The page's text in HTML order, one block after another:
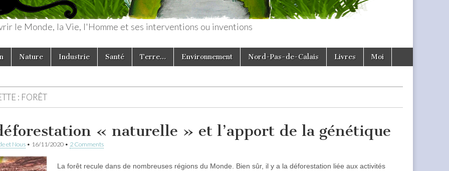
le Monde, la Vie, l'Homme et ses interventions ou inventions
Nature Industrie Santé Terre… Environnement Nord-Pas-de-Calais Livres Moi
: FORÊT
« naturelle » et l’apport de la génétique
et Nous • 16/11/2020 • 2 Comments
La forêt recule dans de nombreuses régions du Monde. Bien sûr, il y a la déforestation liée aux activités